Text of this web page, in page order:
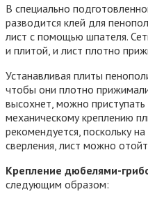
В специально
разводится клей для
лист с помощью шпателя.
и плитой, и лист плотно
Устанавливая плиты
чтобы они плотно
высохнет, можно
механическому креплению
рекомендуется, поскольку
сверления, лист можно
Крепление дюбелями-
следующим образом: